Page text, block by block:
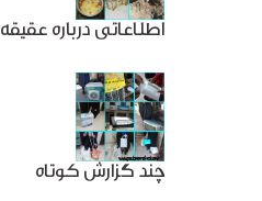
اطلاعاتی درباره عقیقه
چند گزارش کوتاه